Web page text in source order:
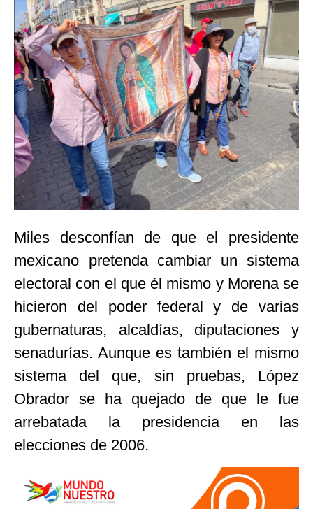
Miles desconfían de que el presidente
mexicano pretenda cambiar un sistema
electoral con el que él mismo y Morena se
hicieron del poder federal y de varias
gubernaturas, alcaldías, diputaciones y
senadurías. Aunque es también el mismo
sistema del que, sin pruebas, López
Obrador se ha quejado de que le fue
arrebatada la presidencia en las
elecciones de 2006.